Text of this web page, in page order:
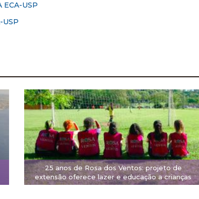
ECA-USP
USP
25 anos de Rosa dos Ventos: projeto de
extensão oferece lazer e educação a crianças